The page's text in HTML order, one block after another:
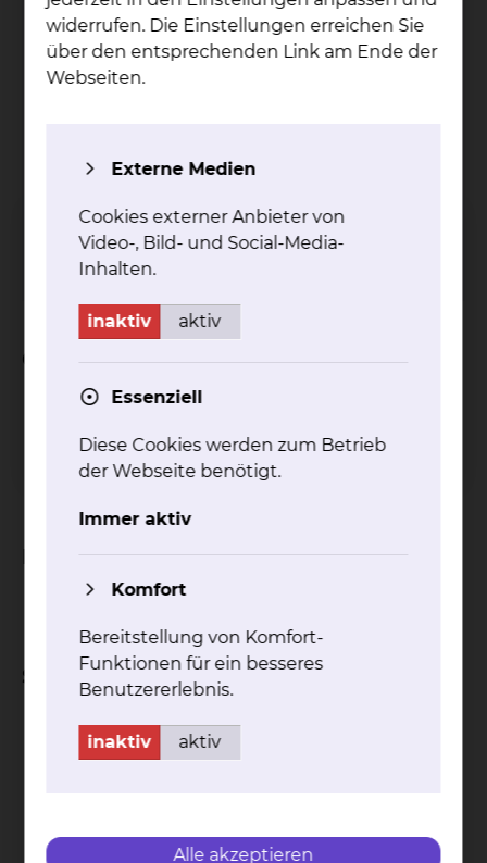
Ma­zen Abu-Mug­hei­sib
Tel.:+49 531 595 2285
Qualifikation
Facharzt für Neurologie
Zusatzbezeichnung "Spezielle Neurologische
Intensivmedizin“
Transplantationsbeauftragter Arzt
Fachgebiete
Schwerpunkte
Schlaganfallbehandlung
Neurologische Intensivmedizin
Cookie Einstellungen
widerrufen. Die Einstellungen erreichen Sie
über den entsprechenden Link am Ende der
Webseiten.
Externe Medien
Cookies externer Anbieter von
Video-, Bild- und Social-Media-
Inhalten.
inaktiv aktiv
Essenziell
Diese Cookies werden zum Betrieb
der Webseite benötigt.
Immer aktiv
Komfort
Bereitstellung von Komfort-
Funktionen für ein besseres
Benutzererlebnis.
inaktiv aktiv
Alle akzeptieren